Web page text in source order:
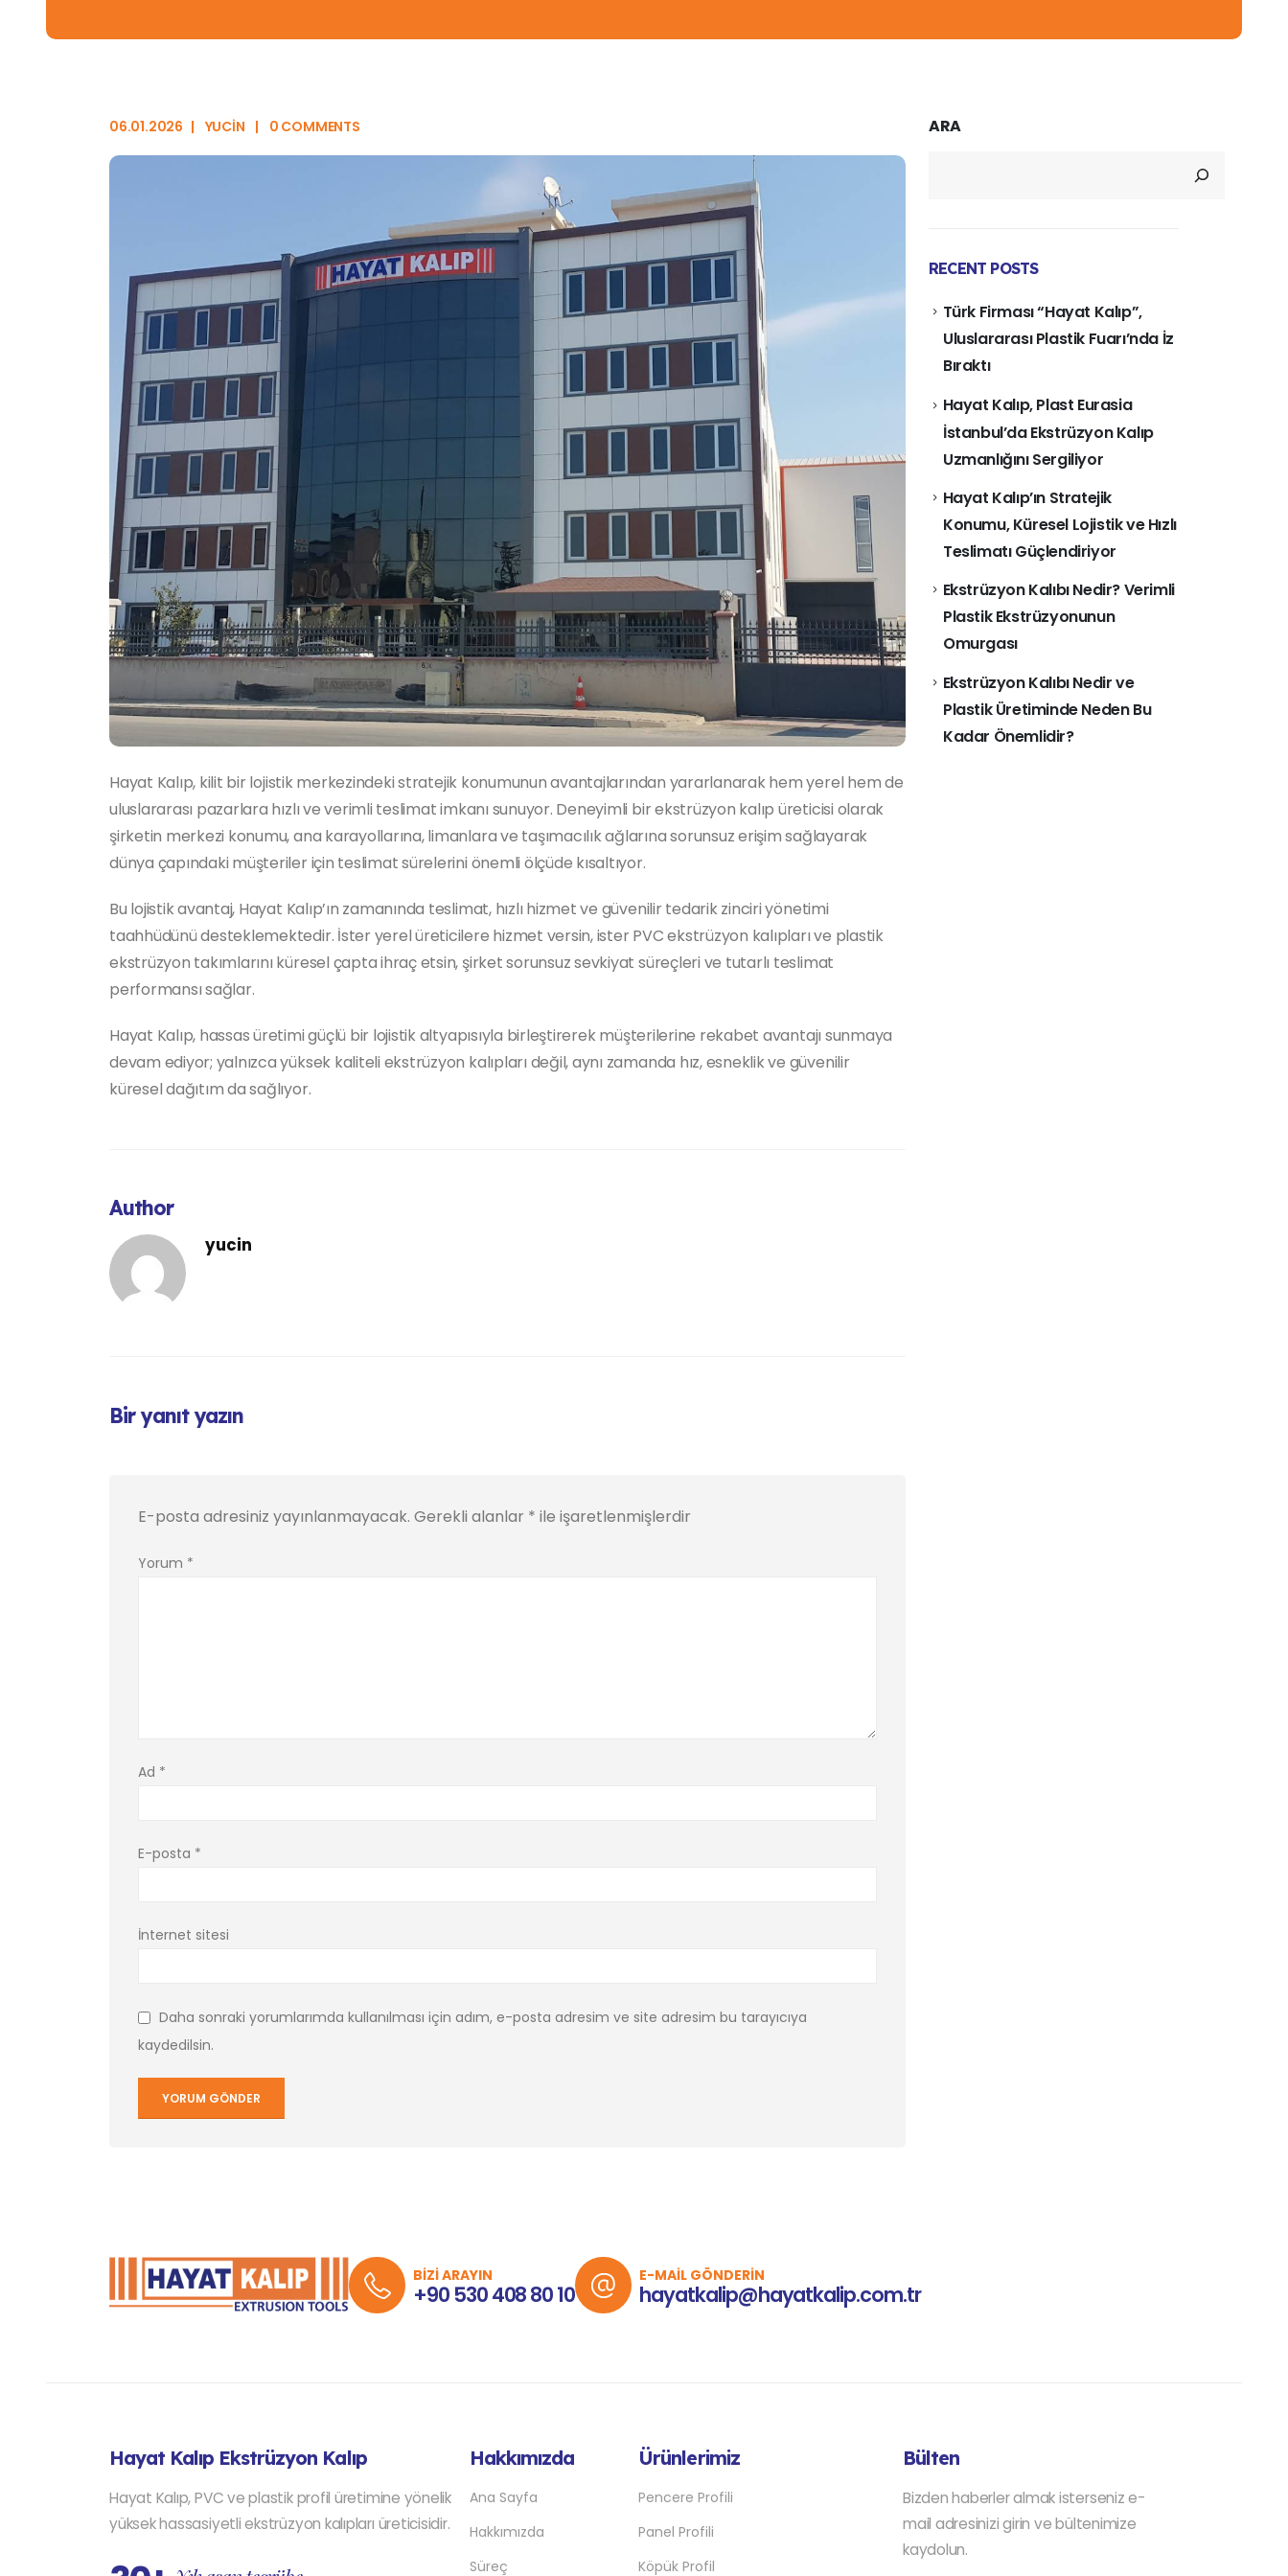
06.01.2026 YUCIN 0 COMMENTS
Hayat Kalıp, kilit bir lojistik merkezindeki stratejik konumunun avantajlarından yararlanarak hem yerel hem de
uluslararası pazarlara hızlı ve verimli teslimat imkanı sunuyor. Deneyimli bir ekstrüzyon kalıp üreticisi olarak
şirketin merkezi konumu, ana karayollarına, limanlara ve taşımacılık ağlarına sorunsuz erişim sağlayarak
dünya çapındaki müşteriler için teslimat sürelerini önemli ölçüde kısaltıyor.
Bu lojistik avantaj, Hayat Kalıp’ın zamanında teslimat, hızlı hizmet ve güvenilir tedarik zinciri yönetimi
taahhüdünü desteklemektedir. İster yerel üreticilere hizmet versin, ister PVC ekstrüzyon kalıpları ve plastik
ekstrüzyon takımlarını küresel çapta ihraç etsin, şirket sorunsuz sevkiyat süreçleri ve tutarlı teslimat
performansı sağlar.
Hayat Kalıp, hassas üretimi güçlü bir lojistik altyapısıyla birleştirerek müşterilerine rekabet avantajı sunmaya
devam ediyor; yalnızca yüksek kaliteli ekstrüzyon kalıpları değil, aynı zamanda hız, esneklik ve güvenilir
küresel dağıtım da sağlıyor.
Author
yucin
Bir yanıt yazın
E-posta adresiniz yayınlanmayacak. Gerekli alanlar * ile işaretlenmişlerdir
Yorum *
Ad *
E-posta *
İnternet sitesi
Daha sonraki yorumlarımda kullanılması için adım, e-posta adresim ve site adresim bu tarayıcıya
kaydedilsin.
ARA
RECENT POSTS
Türk Firması “Hayat Kalıp”,
Uluslararası Plastik Fuarı’nda İz
Bıraktı
Hayat Kalıp, Plast Eurasia
İstanbul’da Ekstrüzyon Kalıp
Uzmanlığını Sergiliyor
Hayat Kalıp’ın Stratejik
Konumu, Küresel Lojistik ve Hızlı
Teslimatı Güçlendiriyor
Ekstrüzyon Kalıbı Nedir? Verimli
Plastik Ekstrüzyonunun
Omurgası
Ekstrüzyon Kalıbı Nedir ve
Plastik Üretiminde Neden Bu
Kadar Önemlidir?
BİZİ ARAYIN
+90 530 408 80 10
E-MAİL GÖNDERİN
hayatkalip@hayatkalip.com.tr
Hayat Kalıp Ekstrüzyon Kalıp
Hayat Kalıp, PVC ve plastik profil üretimine yönelik
yüksek hassasiyetli ekstrüzyon kalıpları üreticisidir.
Hakkımızda
Ana Sayfa
Hakkımızda
Süreç
Ürünlerimiz
Pencere Profili
Panel Profili
Köpük Profil
Bülten
Bizden haberler almak isterseniz e-
mail adresinizi girin ve bültenimize
kaydolun.